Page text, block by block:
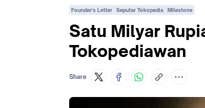
Founder's Letter Seputar Tokopedia Milestone
Satu Milyar
Tokopediawan
Share